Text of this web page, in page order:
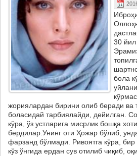
30
бола
жориялардан бирини олиб беради ва
боласидай тарбиялайди, дейилган.
кўра, ўз устларига мисрлик бошқа
бердилар.Унинг оти Ҳожар бўлиб,
фарзанд бўлмади. Ривоятга кўра,
кўз ўнгида ердан сув отилиб чиқиб,